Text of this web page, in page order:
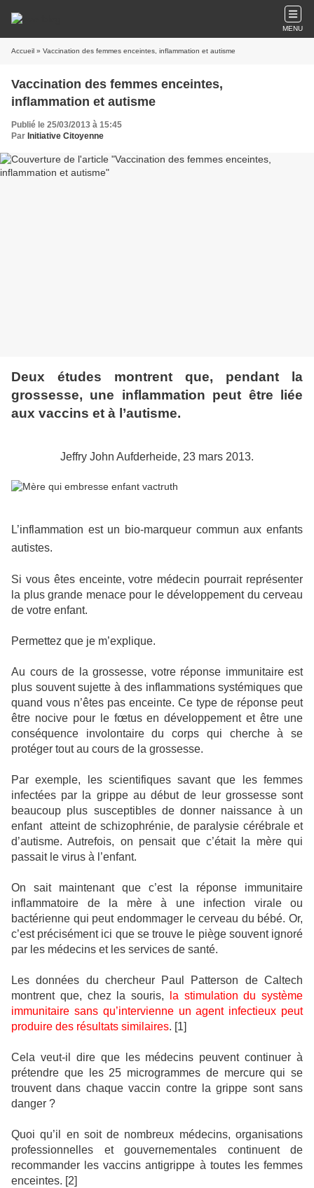
MENU
Accueil » Vaccination des femmes enceintes, inflammation et autisme
Vaccination des femmes enceintes,
inflammation et autisme
Publié le 25/03/2013 à 15:45
Par Initiative Citoyenne
Deux études montrent que, pendant la
grossesse, une inflammation peut être liée
aux vaccins et à l’autisme.
Jeffry John Aufderheide, 23 mars 2013.
L’inflammation est un bio-marqueur commun aux enfants
autistes.
Si vous êtes enceinte, votre médecin pourrait représenter
la plus grande menace pour le développement du cerveau
de votre enfant.
Permettez que je m’explique.
Au cours de la grossesse, votre réponse immunitaire est
plus souvent sujette à des inflammations systémiques que
quand vous n’êtes pas enceinte. Ce type de réponse peut
être nocive pour le fœtus en développement et être une
conséquence involontaire du corps qui cherche à se
protéger tout au cours de la grossesse.
Par exemple, les scientifiques savant que les femmes
infectées par la grippe au début de leur grossesse sont
beaucoup plus susceptibles de donner naissance à un
enfant
atteint de schizophrénie, de paralysie cérébrale et
d’autisme. Autrefois, on pensait que c’était la mère qui
passait le virus à l’enfant.
On sait maintenant que c’est la réponse immunitaire
inflammatoire de la mère à une infection virale ou
bactérienne qui peut endommager le cerveau du bébé. Or,
c’est précisément ici que se trouve le piège souvent ignoré
par les médecins et les services de santé.
Les données du chercheur Paul Patterson de Caltech
montrent que, chez la souris,
la stimulation du système
immunitaire sans qu’intervienne un agent infectieux peut
produire des résultats similaires. [1]
Cela veut-il dire que les médecins peuvent continuer à
prétendre que les 25 microgrammes de mercure qui se
trouvent dans chaque vaccin contre la grippe sont sans
danger ?
Quoi qu’il en soit de nombreux médecins, organisations
professionnelles et gouvernementales continuent de
recommander les vaccins antigrippe à toutes les femmes
enceintes. [2]